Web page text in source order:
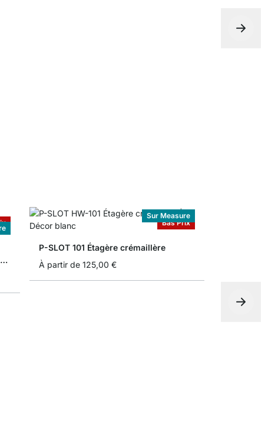
P-SLOT 308 Étagère modulable panneau porte outils
Bas Prix
Sur Measure
P-SLOT 101 Étagère crémaillère
À partir de 125,00 €